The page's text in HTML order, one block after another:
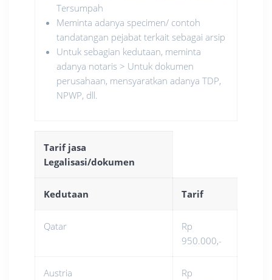
Tersumpah
Meminta adanya specimen/ contoh
tandatangan pejabat terkait sebagai arsip
Untuk sebagian kedutaan, meminta
adanya notaris > Untuk dokumen
perusahaan, mensyaratkan adanya TDP,
NPWP, dll.
Tarif jasa
Legalisasi/dokumen
Kedutaan Tarif
Qatar
Rp
950.000,-
Austria
Rp